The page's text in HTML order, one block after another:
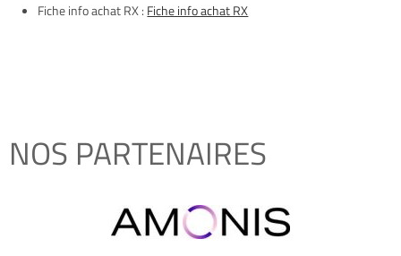
Fiche info achat RX : Fiche info achat RX
NOS PARTENAIRES